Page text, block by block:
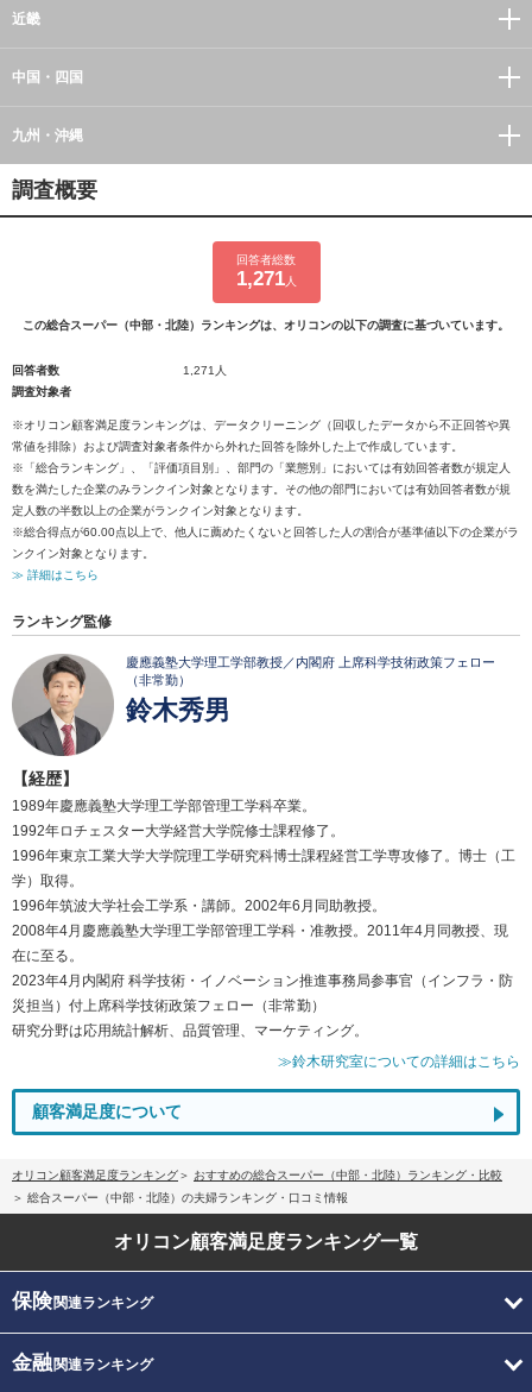
近畿
中国・四国
九州・沖縄
調査概要
回答者総数
1,271人
この総合スーパー（中部・北陸）ランキングは、オリコンの以下の調査に基づいています。
回答者数
1,271人
調査対象者
※オリコン顧客満足度ランキングは、データクリーニング（回収したデータから不正回答や異
常値を排除）および調査対象者条件から外れた回答を除外した上で作成しています。
※「総合ランキング」、「評価項目別」、部門の「業態別」においては有効回答者数が規定人
数を満たした企業のみランクイン対象となります。その他の部門においては有効回答者数が規
定人数の半数以上の企業がランクイン対象となります。
※総合得点が60.00点以上で、他人に薦めたくないと回答した人の割合が基準値以下の企業がラ
ンクイン対象となります。
≫ 詳細はこちら
ランキング監修
慶應義塾大学理工学部教授／内閣府 上席科学技術政策フェロー
（非常勤）
鈴木秀男
【経歴】
1989年慶應義塾大学理工学部管理工学科卒業。
1992年ロチェスター大学経営大学院修士課程修了。
1996年東京工業大学大学院理工学研究科博士課程経営工学専攻修了。博士（工
学）取得。
1996年筑波大学社会工学系・講師。2002年6月同助教授。
2008年4月慶應義塾大学理工学部管理工学科・准教授。2011年4月同教授、現
在に至る。
2023年4月内閣府 科学技術・イノベーション推進事務局参事官（インフラ・防
災担当）付上席科学技術政策フェロー（非常勤）
研究分野は応用統計解析、品質管理、マーケティング。
≫鈴木研究室についての詳細はこちら
顧客満足度について
オリコン顧客満足度ランキング
おすすめの総合スーパー（中部・北陸）ランキング・比較
総合スーパー（中部・北陸）の夫婦ランキング・口コミ情報
オリコン顧客満足度ランキング一覧
保険関連ランキング
金融関連ランキング